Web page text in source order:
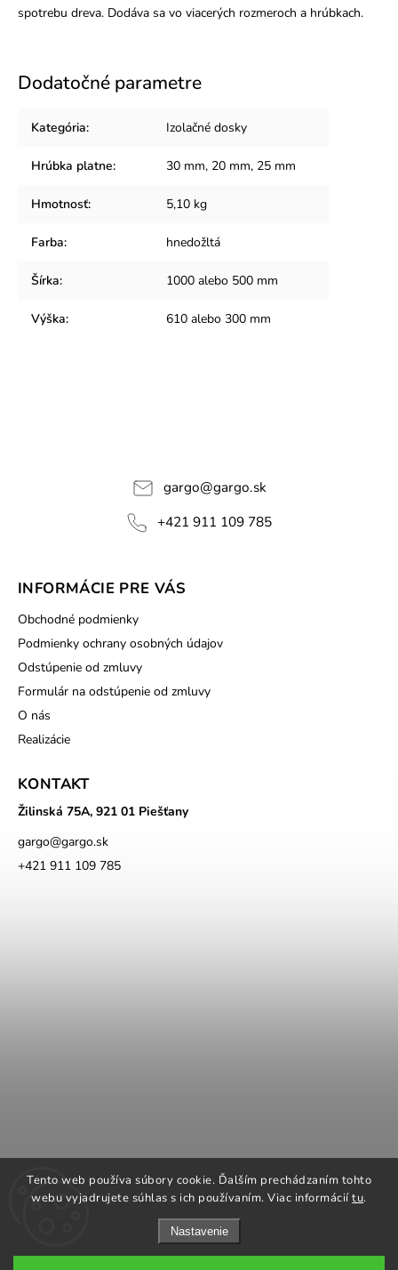
Tento web používa súbory cookie. Ďalším prechádzaním tohto
webu vyjadrujete súhlas s ich používaním. Viac informáciítu.
Nastavenie
spotrebu dreva. Dodáva sa vo viacerých rozmeroch a hrúbkach.
Dodatočné parametre
Kategória: Izolačné dosky
Hrúbka platne: 30 mm, 20 mm, 25 mm
Hmotnosť: 5,10 kg
Farba: hnedožltá
Šírka: 1000 alebo 500 mm
Výška: 610 alebo 300 mm
gargo@gargo.sk
+421 911 109 785
INFORMÁCIE PRE VÁS
Obchodné podmienky
Podmienky ochrany osobných údajov
Odstúpenie od zmluvy
Formulár na odstúpenie od zmluvy
O nás
Realizácie
KONTAKT
Žilinská 75A, 921 01 Piešťany
gargo@gargo.sk
+421 911 109 785
ROMOTOP Kachle a vložky
NAPOLEON grily